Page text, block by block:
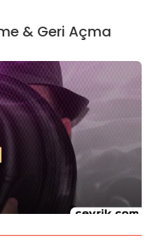
& Geri Açma